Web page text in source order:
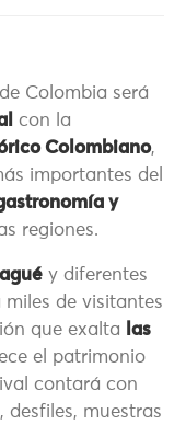
Colombia será
con la
Colombiano,
importantes del
y
regiones.
y diferentes
miles de visitantes
que exalta
las
el patrimonio
contará con
desfiles, muestras